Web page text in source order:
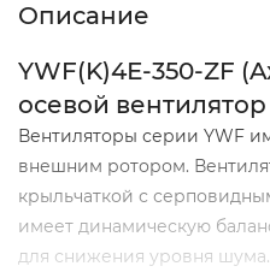
Описание
YWF(K)4Е-350-ZF
осевой
Вентиляторы серии YWF
внешним ротором.
крыльчаткой с
имеет динамическую
для снижения уровня шума.